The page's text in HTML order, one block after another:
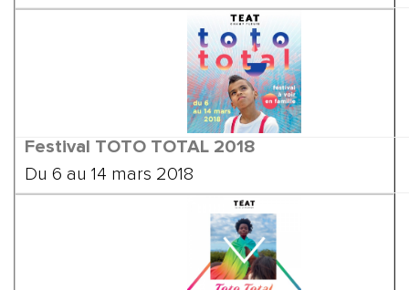
Festival TOTO TOTAL 2018
Du 6 au 14 mars 2018